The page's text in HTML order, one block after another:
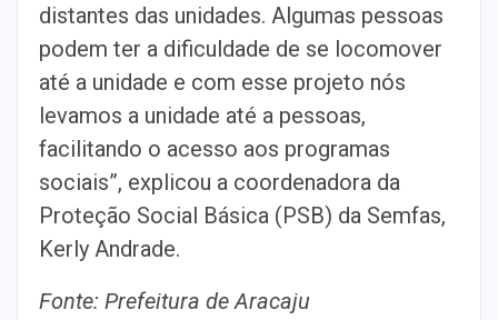
distantes das unidades. Algumas pessoas
podem ter a dificuldade de se locomover
até a unidade e com esse projeto nós
levamos a unidade até a pessoas,
facilitando o acesso aos programas
sociais”, explicou a coordenadora da
Proteção Social Básica (PSB) da Semfas,
Kerly Andrade.
Fonte: Prefeitura de Aracaju